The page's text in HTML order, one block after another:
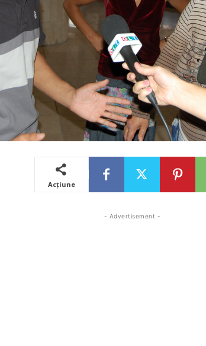
Acțiune
- Advertisement -